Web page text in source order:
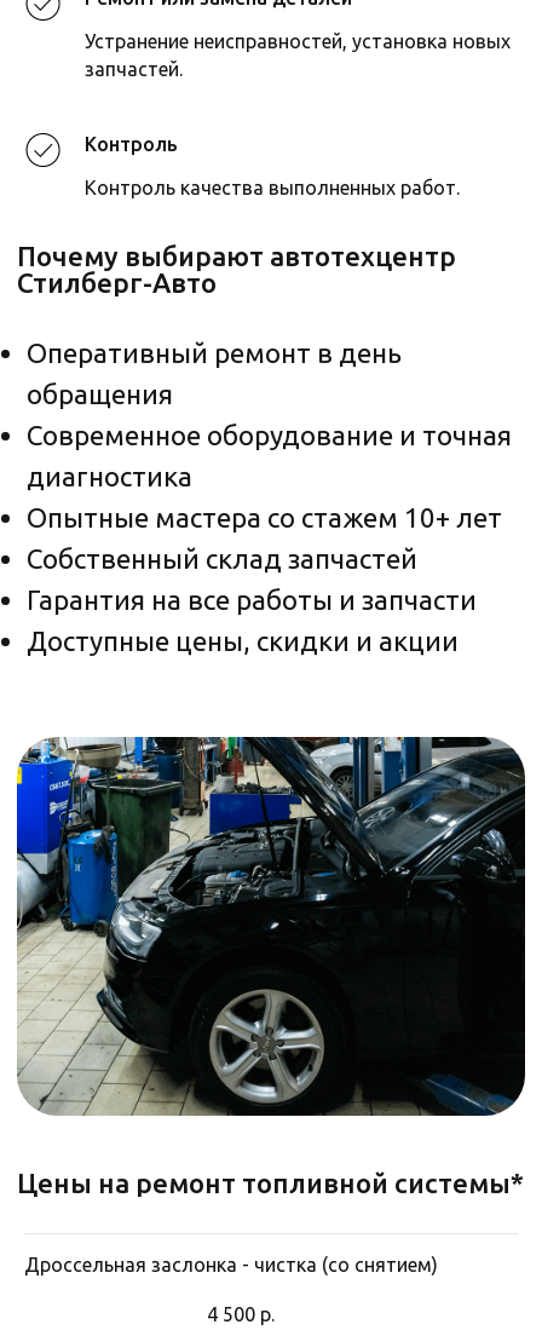
Устранение неисправностей, установка новых
запчастей.
Контроль
Контроль качества выполненных работ.
Дроссельная заслонка - чистка (со снятием)
4 500 р.
Акции в автосервисах Стилберг-авто